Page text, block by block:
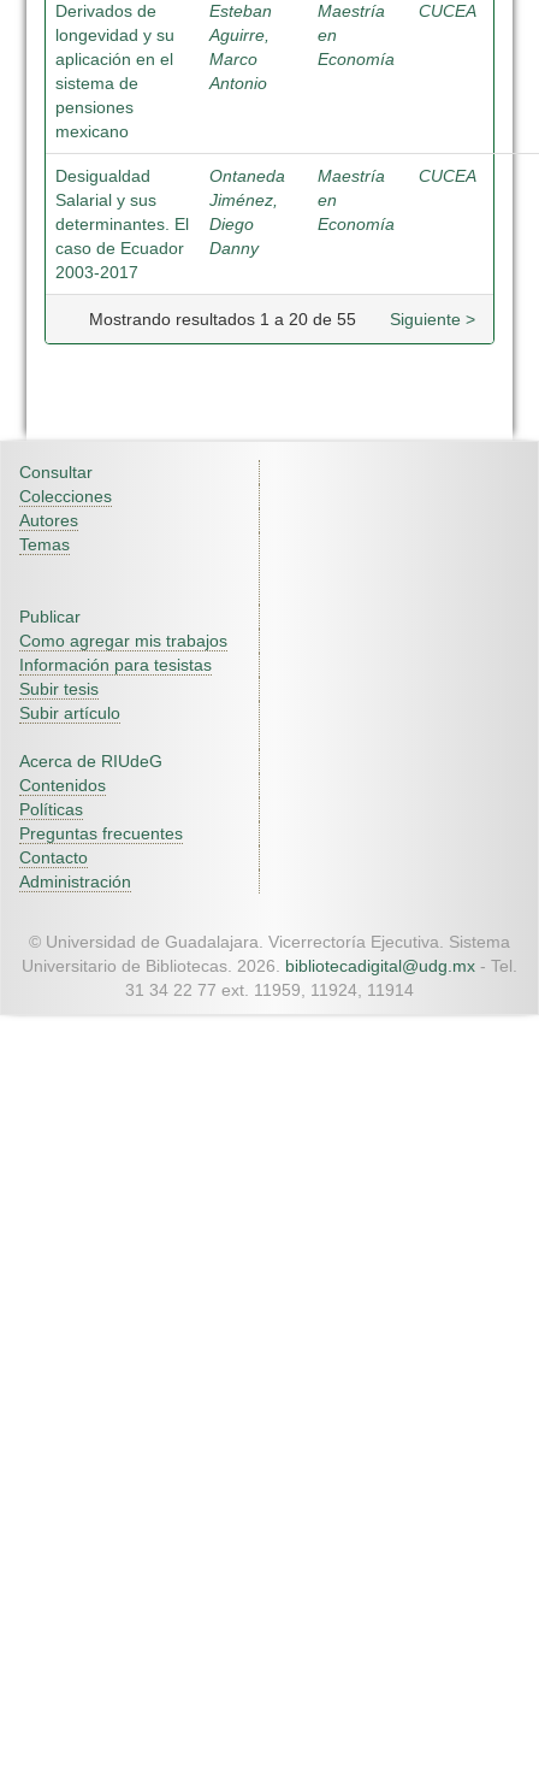
Derivados de
longevidad y su
aplicación en el
sistema de
pensiones
mexicano
Esteban
Aguirre,
Marco
Antonio
Maestría
en
Economía
CUCEA
Desigualdad
Salarial y sus
determinantes. El
caso de Ecuador
2003-2017
Ontaneda
Jiménez,
Diego
Danny
Maestría
en
Economía
CUCEA
Mostrando resultados 1 a 20 de 55 Siguiente >
Consultar
Colecciones
Autores
Temas
Publicar
Como agregar mis trabajos
Información para tesistas
Subir tesis
Subir artículo
Acerca de RIUdeG
Contenidos
Políticas
Preguntas frecuentes
Contacto
Administración
© Universidad de Guadalajara. Vicerrectoría Ejecutiva. Sistema
Universitario de Bibliotecas. 2026. bibliotecadigital@udg.mx - Tel.
31 34 22 77 ext. 11959, 11924, 11914